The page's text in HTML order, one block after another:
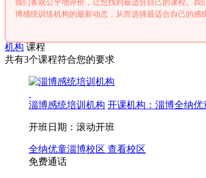
我们客观公平地评价，让您找到最适合自己的课程。
博感统训练机构的最新动态，从而选择最适合自己的感
机构 课程
共有3个课程符合您的要求
淄博感统培训机构 开课机构：淄博全纳优
开班日期：滚动开班
全纳优童淄博校区 查看校区
免费通话